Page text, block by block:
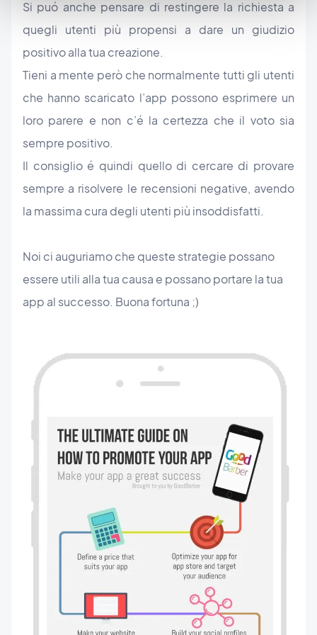
Si puó anche pensare di restingere la richiesta a
quegli utenti più propensi a dare un giudizio
positivo alla tua creazione.
Tieni a mente però che normalmente tutti gli utenti
che hanno scaricato l’app possono esprimere un
loro parere e non c’é la certezza che il voto sia
sempre positivo.
Il consiglio é quindi quello di cercare di provare
sempre a risolvere le recensioni negative, avendo
la massima cura degli utenti più insoddisfatti.
Noi ci auguriamo che queste strategie possano
essere utili alla tua causa e possano portare la tua
app al successo. Buona fortuna ;)